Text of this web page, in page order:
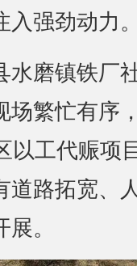
入强劲动力
磨镇铁厂
场繁忙有序
以工代赈项
道路拓宽、
。